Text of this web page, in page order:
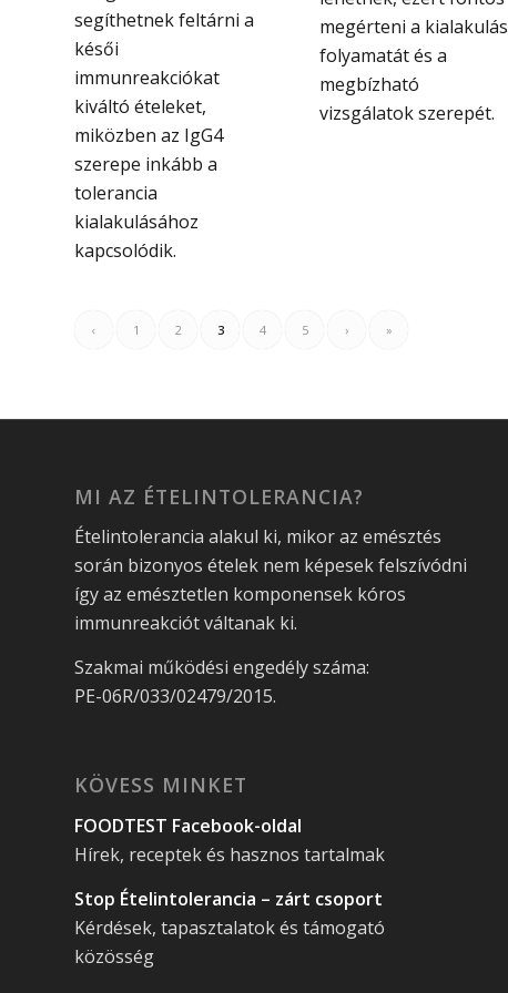
segíthetnek feltárni a
késői
immunreakciókat
kiváltó ételeket,
miközben az IgG4
szerepe inkább a
tolerancia
kialakulásához
kapcsolódik.
megérteni a kialakulás
folyamatát és a
megbízható
vizsgálatok szerepét.
‹ 1 2 3 4 5 › »
MI AZ ÉTELINTOLERANCIA?
Ételintolerancia alakul ki, mikor az emésztés
során bizonyos ételek nem képesek felszívódni
így az emésztetlen komponensek kóros
immunreakciót váltanak ki.
Szakmai működési engedély száma:
PE-06R/033/02479/2015.
KÖVESS MINKET
FOODTEST Facebook-oldal
Hírek, receptek és hasznos tartalmak
Stop Ételintolerancia – zárt csoport
Kérdések, tapasztalatok és támogató
közösség